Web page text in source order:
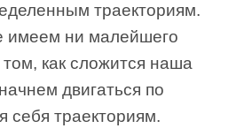
траекториям.
ни малейшего
как сложится наша
двигаться по
себя траекториям.